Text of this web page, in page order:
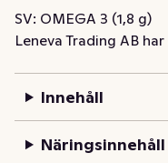
SV: OMEGA 3 (1,8 g)
Leneva Trading AB
Innehåll
Näringsinnehåll